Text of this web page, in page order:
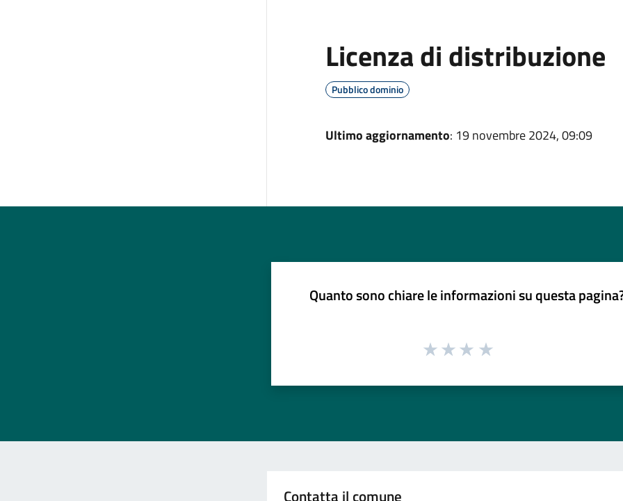
Licenza di distribuzione
Pubblico dominio
Ultimo aggiornamento: 19 novembre 2024, 09:09
Quanto sono chiare le informazioni su questa
Contatta il comune